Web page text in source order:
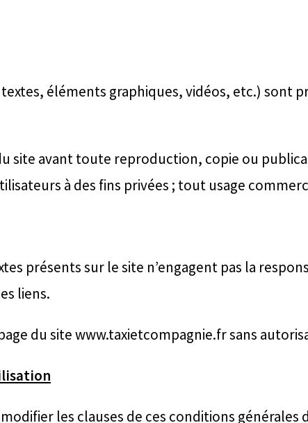
éléments graphiques, vidéos, etc.) sont
site avant toute reproduction, copie ou
à des fins privées ; tout usage
présents sur le site n’engagent pas la
liens.
du site www.taxietcompagnie.fr sans
les clauses de ces conditions